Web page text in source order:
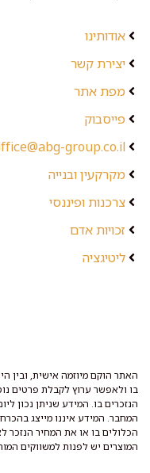
אודותינו
יצירת קשר
מפת אתר
פייסבוק
group.co.il
מקרקעין ובנייה
צרכנות ופיננסי
זכויות אדם
ליטיגציה
האתר הוקם מיוזמה אישית, ובין
בו ולאפשר ערוץ לקבלת פרטים
הנזכרים בו. המידע שניתן נכון
המחבר. המידע איננו מייצג
הכלולים בו או את המחיר הנזכר
המוצרים יש לפנות למשווקים